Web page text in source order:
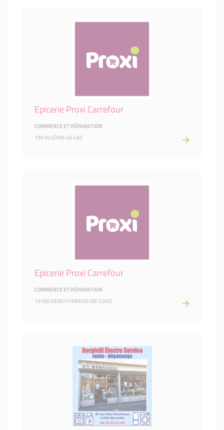
Epicerie Proxi Carrefour
COMMERCE ET RÉPARATION
73610 LÉPIN-LE-LAC
Epicerie Proxi Carrefour
COMMERCE ET RÉPARATION
73160 SAINT-THIBAUD-DE-COUZ